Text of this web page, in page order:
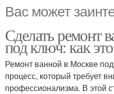
Вас может
Сделать ремонт
под ключ: как
Ремонт ванной в Москве
процесс, который требует
профессионализма. В этой